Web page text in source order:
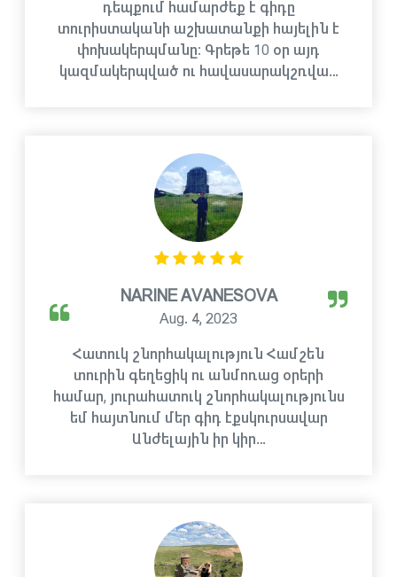
դեպքում համարժեք է գիդը
տուրիստականի աշխատանքի հայելին է
փոխակերպմանը։ Գրեթե 10 օր այդ
կազմակերպված ու հավասարակշռվա…
NARINE AVANESOVA
Aug. 4, 2023
Հատուկ շնորհակալություն Համշեն
տուրին գեղեցիկ ու անմոռաց օրերի
համար, յուրահատուկ շնորհակալությունս
եմ հայտնում մեր գիդ էքսկուրսավար
Անժելային իր կիր…